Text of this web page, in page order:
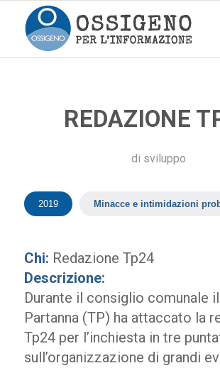
REDAZIONE
di sviluppo
2019 Minacce e intimidazioni
Chi: Redazione Tp24
Descrizione:
Durante il consiglio comunale
Partanna (TP) ha attaccato la
Tp24 per l’inchiesta in tre
sull’organizzazione di grandi